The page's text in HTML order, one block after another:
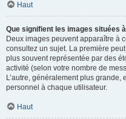
Haut
Que signifient les images situées
Deux images peuvent apparaître à
consultez un sujet. La première
plus souvent représentée par des
activité (selon votre nombre de
L’autre, généralement plus grande,
personnel à chaque utilisateur.
Haut